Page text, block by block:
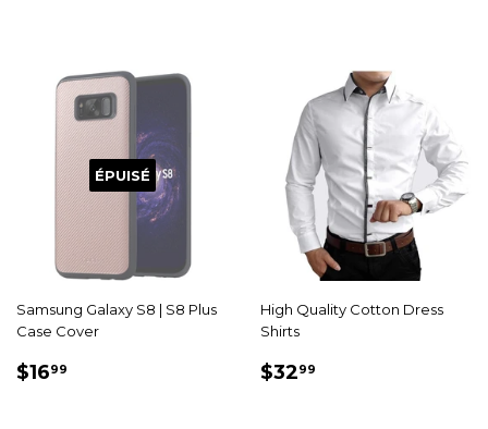
ÉPUISÉ
Samsung Galaxy S8 | S8 Plus
Case Cover
PRIX
$1699
High Quality Cotton Dress
Shirts
PRIX
$3299